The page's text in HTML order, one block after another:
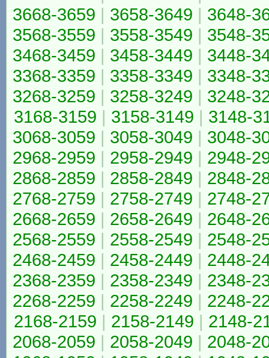
3668-3659 | 3658-3649 | 3648-
3568-3559 | 3558-3549 | 3548-
3468-3459 | 3458-3449 | 3448-
3368-3359 | 3358-3349 | 3348-
3268-3259 | 3258-3249 | 3248-
3168-3159 | 3158-3149 | 3148-
3068-3059 | 3058-3049 | 3048-
2968-2959 | 2958-2949 | 2948-
2868-2859 | 2858-2849 | 2848-
2768-2759 | 2758-2749 | 2748-
2668-2659 | 2658-2649 | 2648-
2568-2559 | 2558-2549 | 2548-
2468-2459 | 2458-2449 | 2448-
2368-2359 | 2358-2349 | 2348-
2268-2259 | 2258-2249 | 2248-
2168-2159 | 2158-2149 | 2148-
2068-2059 | 2058-2049 | 2048-